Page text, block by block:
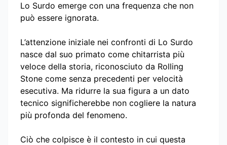
Lo Surdo emerge con una frequenza che non
può essere ignorata.
L’attenzione iniziale nei confronti di Lo Surdo
nasce dal suo primato come chitarrista più
veloce della storia, riconosciuto da Rolling
Stone come senza precedenti per velocità
esecutiva. Ma ridurre la sua figura a un dato
tecnico significherebbe non cogliere la natura
più profonda del fenomeno.
Ciò che colpisce è il contesto in cui questa